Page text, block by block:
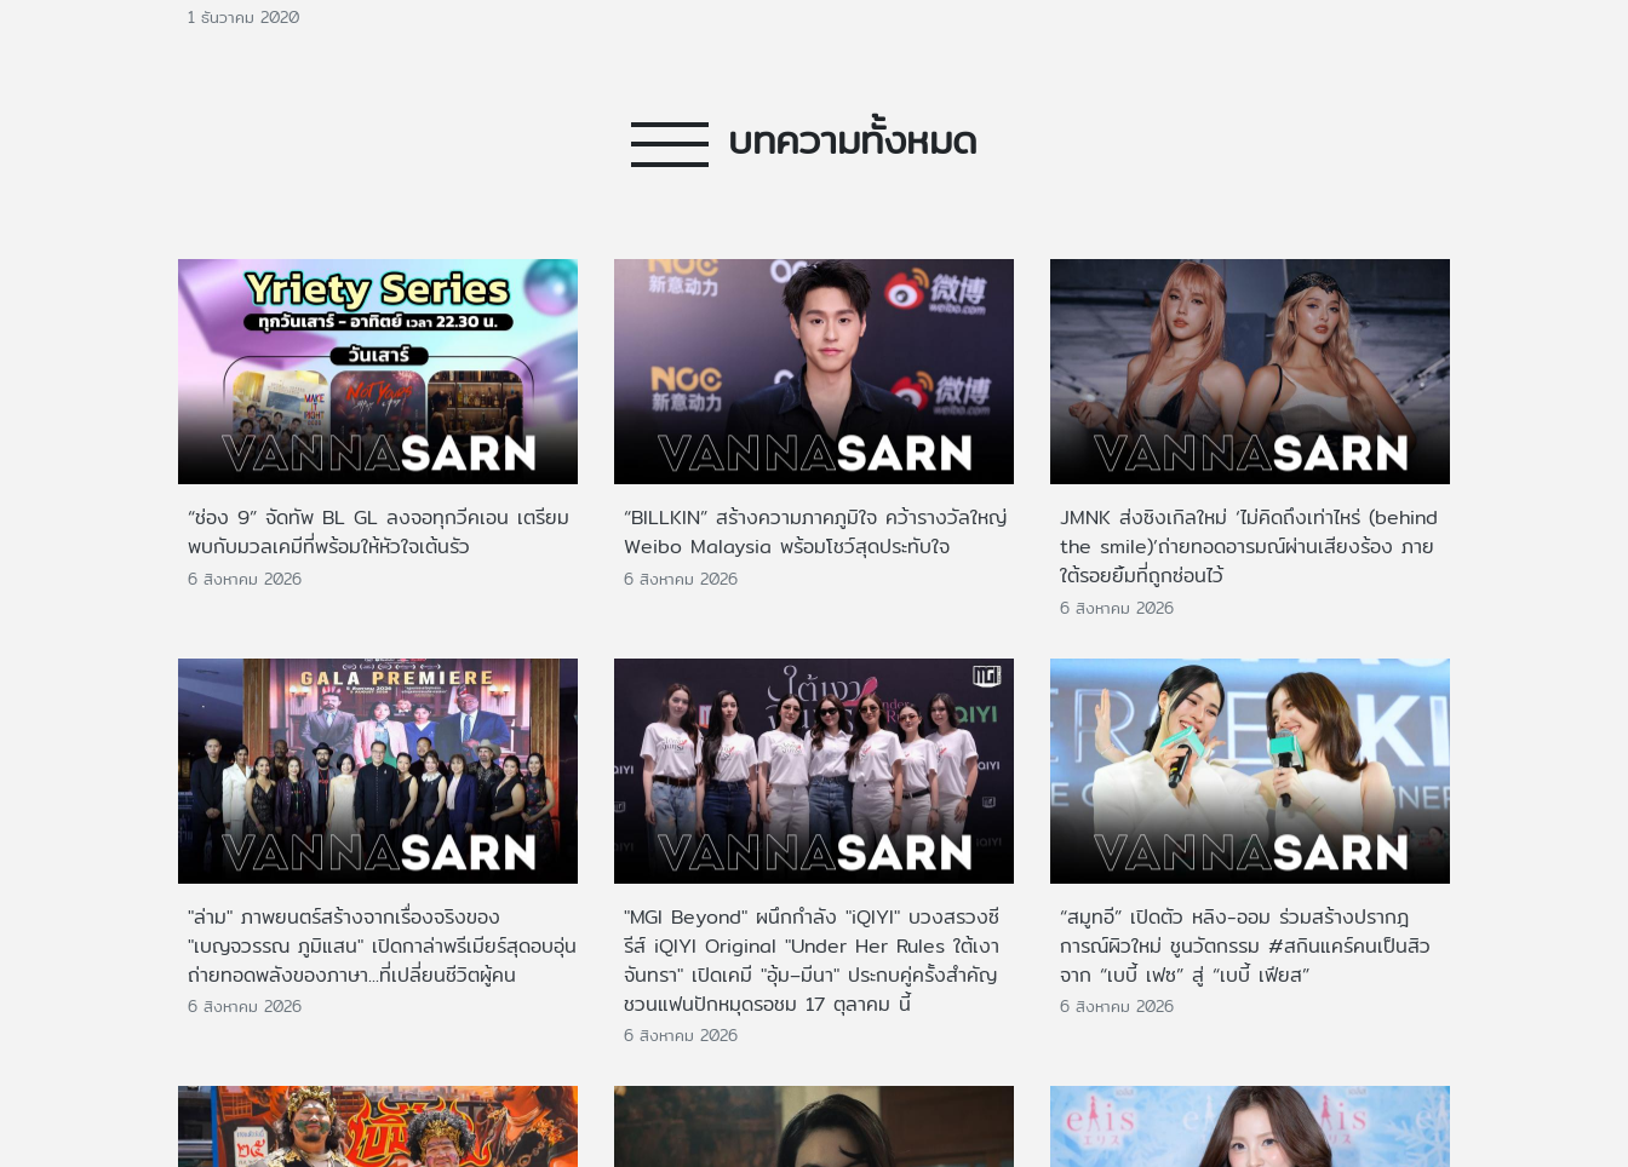
1 ธันวาคม 2020
บทความทั้งหมด
“ช่อง 9” จัดทัพ BL GL ลงจอทุกวีคเอน เตรียม
พบกับมวลเคมีที่พร้อมให้หัวใจเต้นรัว
6 สิงหาคม 2026
“BILLKIN” สร้างความภาคภูมิใจ คว้ารางวัลใหญ่
Weibo Malaysia พร้อมโชว์สุดประทับใจ
6 สิงหาคม 2026
JMNK ส่งซิงเกิลใหม่ ‘ไม่คิดถึงเท่าไหร่ (behind
the smile)’ถ่ายทอดอารมณ์ผ่านเสียงร้อง ภาย
ใต้รอยยิ้มที่ถูกซ่อนไว้
6 สิงหาคม 2026
"ล่าม" ภาพยนตร์สร้างจากเรื่องจริงของ
"เบญจวรรณ ภูมิแสน" เปิดกาล่าพรีเมียร์สุดอบอุ่น
ถ่ายทอดพลังของภาษา...ที่เปลี่ยนชีวิตผู้คน
6 สิงหาคม 2026
"MGI Beyond" ผนึกกำลัง "iQIYI" บวงสรวงซี
รีส์ iQIYI Original "Under Her Rules ใต้เงา
จันทรา" เปิดเคมี "อุ้ม–มีนา" ประกบคู่ครั้งสำคัญ
ชวนแฟนปักหมุดรอชม 17 ตุลาคม นี้
6 สิงหาคม 2026
“สมูทอี” เปิดตัว หลิง-ออม ร่วมสร้างปรากฎ
การณ์ผิวใหม่ ชูนวัตกรรม #สกินแคร์คนเป็นสิว
จาก “เบบี้ เฟซ” สู่ “เบบี้ เฟียส”
6 สิงหาคม 2026